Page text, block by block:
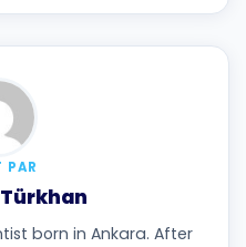
PAR
born in Ankara. After